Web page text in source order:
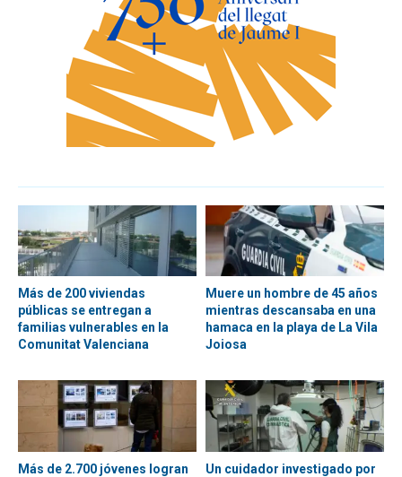
Más de 200 viviendas
públicas se entregan a
familias vulnerables en la
Comunitat Valenciana
Muere un hombre de 45 años
mientras descansaba en una
hamaca en la playa de La Vila
Joiosa
Más de 2.700 jóvenes logran
Un cuidador investigado por